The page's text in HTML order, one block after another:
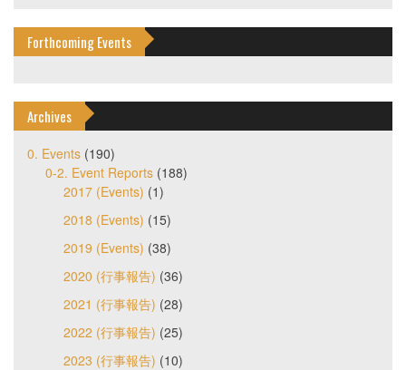
Forthcoming Events
Archives
0. Events (190)
0-2. Event Reports (188)
2017 (Events) (1)
2018 (Events) (15)
2019 (Events) (38)
2020 (行事報告) (36)
2021 (行事報告) (28)
2022 (行事報告) (25)
2023 (行事報告) (10)